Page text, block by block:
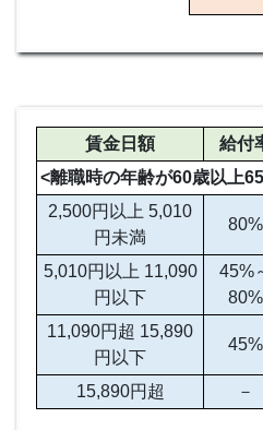
賃金日額 給付
<離職時の年齢が60歳以上
2,500円以上 5,010
円未満
80%
5,010円以上 11,090
円以下
45%
80%
11,090円超 15,890
円以下
45%
15,890円超 －